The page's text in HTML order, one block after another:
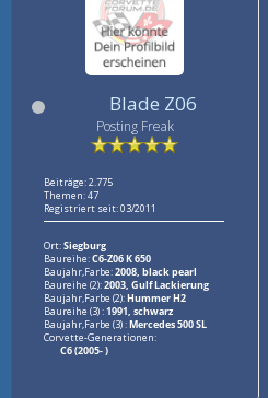
Blade Z06
Posting Freak
Beiträge: 2.775
Themen: 47
Registriert seit: 03/2011
Ort:Siegburg
Baureihe:C6-Z06 K 650
Baujahr,Farbe:2008, black pearl
Baureihe (2):2003, Gulf Lackierung
Baujahr,Farbe (2):Hummer H2
Baureihe (3) :1991, schwarz
Baujahr,Farbe (3) :Mercedes 500 SL
Corvette-Generationen:
C6 (2005- )